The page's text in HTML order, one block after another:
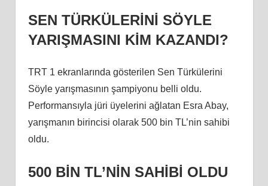
SEN TÜRKÜLERİNİ SÖYLE
YARIŞMASINI KİM KAZANDI?
TRT 1 ekranlarında gösterilen Sen Türkülerini
Söyle yarışmasının şampiyonu belli oldu.
Performansıyla jüri üyelerini ağlatan Esra Abay,
yarışmanın birincisi olarak 500 bin TL’nin sahibi
oldu.
500 BİN TL’NİN SAHİBİ OLDU